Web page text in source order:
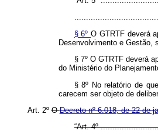
§ 6ºO GTRTF deverá
Desenvolvimento e Gestão,
§ 7º O GTRTF deverá
do Ministério do
§ 8º No relatório de
carecem ser objeto de
Art. 2ºODecreto nº 6.018, de 22 de
“Art. 4º